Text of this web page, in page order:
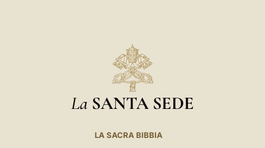
La SANTA SEDE
LA SACRA BIBBIA